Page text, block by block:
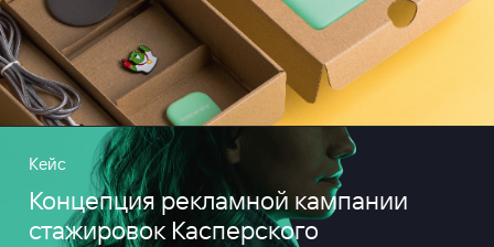
Кейс
Концепция рекламной кампании
стажировок Касперского